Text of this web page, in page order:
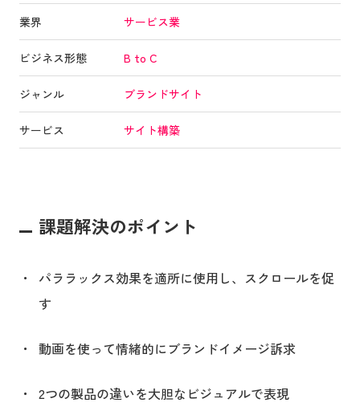
業界 サービス業
ビジネス形態 B to C
ジャンル ブランドサイト
サービス サイト構築
課題解決のポイント
パララックス効果を適所に使用し、スクロールを促
す
動画を使って情緒的にブランドイメージ訴求
2つの製品の違いを大胆なビジュアルで表現